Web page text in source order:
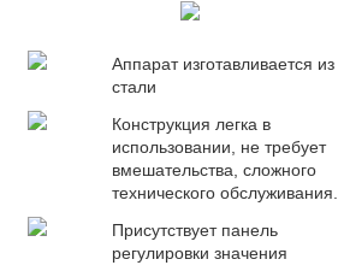
Аппарат изготавливается из
стали
Конструкция легка в
использовании, не требует
вмешательства, сложного
технического обслуживания.
Присутствует панель
регулировки значения